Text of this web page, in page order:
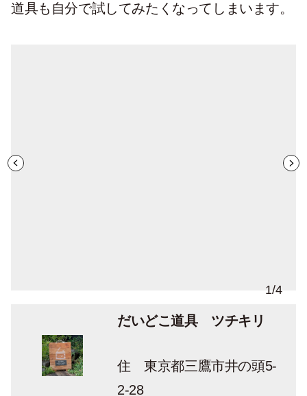
道具も自分で試してみたくなってしまいます。
1/4
だいどこ道具 ツチキリ
住 東京都三鷹市井の頭5-
2-28